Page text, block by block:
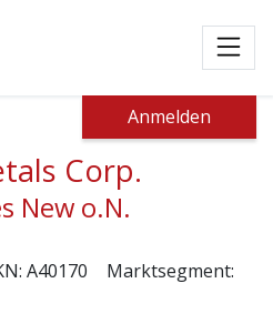
Anmelden
Corp.
New o.N.
A40170
Marktsegment: